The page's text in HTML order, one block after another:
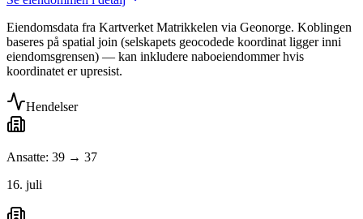
Eiendomsdata fra Kartverket Matrikkelen via Geonorge. Koblingen
baseres på spatial join (selskapets geocodede koordinat ligger inni
eiendomsgrensen) — kan inkludere naboeiendommer hvis
koordinatet er upresist.
Hendelser
Ansatte: 39 → 37
16. juli